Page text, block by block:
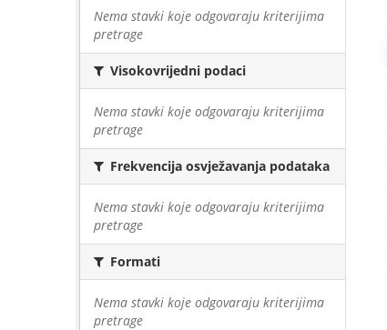
Nema stavki koje odgovaraju kriterijima
pretrage
Visokovrijedni podaci
Nema stavki koje odgovaraju kriterijima
pretrage
Frekvencija osvježavanja podataka
Nema stavki koje odgovaraju kriterijima
pretrage
Formati
Nema stavki koje odgovaraju kriterijima
pretrage